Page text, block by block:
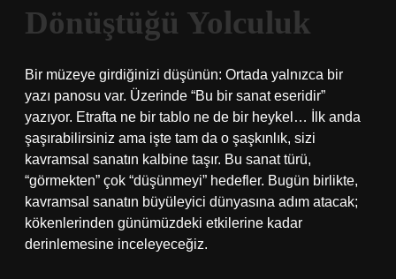
Dönüştüğü Yolculuk
Bir müzeye girdiğinizi düşünün: Ortada yalnızca bir
yazı panosu var. Üzerinde “Bu bir sanat eseridir”
yazıyor. Etrafta ne bir tablo ne de bir heykel… İlk anda
şaşırabilirsiniz ama işte tam da o şaşkınlık, sizi
kavramsal sanatın kalbine taşır. Bu sanat türü,
“görmekten” çok “düşünmeyi” hedefler. Bugün birlikte,
kavramsal sanatın büyüleyici dünyasına adım atacak;
kökenlerinden günümüzdeki etkilerine kadar
derinlemesine inceleyeceğiz.